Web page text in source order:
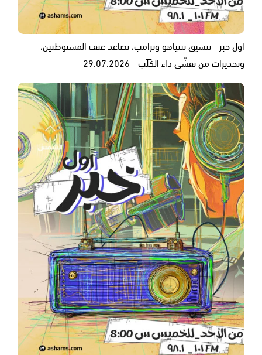
اول خبر - تنسيق نتنياهو وترامب، تصاعد عنف المستوطنين،
وتحذيرات من تفشّي داء الكَلَب - 29.07.2026